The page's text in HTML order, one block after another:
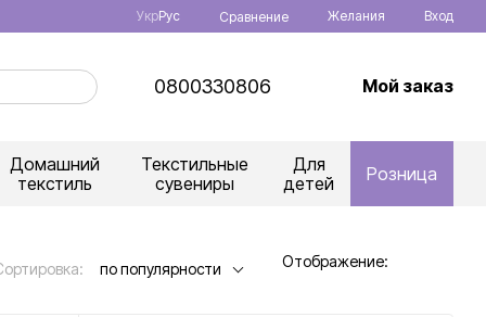
УкрРус Сравнение Желания Вход
0800330806 Мой заказ
Домашний
текстиль
Текстильные
сувениры
Для
детей
Розница
по популярности Отображение: